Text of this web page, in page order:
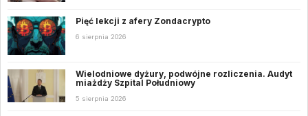
Pięć lekcji z afery Zondacrypto
6 sierpnia 2026
Wielodniowe dyżury, podwójne rozliczenia. Audyt
miażdży Szpital Południowy
5 sierpnia 2026